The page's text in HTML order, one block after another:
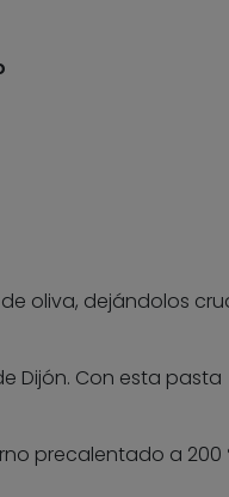
oliva, dejándolos
Dijón. Con esta pasta
precalentado a 200